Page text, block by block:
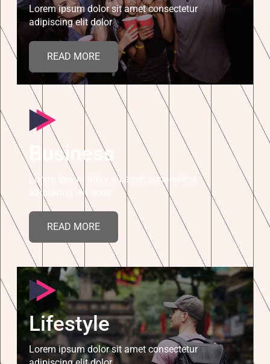
Lorem ipsum dolor sit amet consectetur
adipiscing elit dolor
READ MORE
Business
Lorem ipsum dolor sit amet consectetur
adipiscing elit dolor
READ MORE
Lifestyle
Lorem ipsum dolor sit amet consectetur